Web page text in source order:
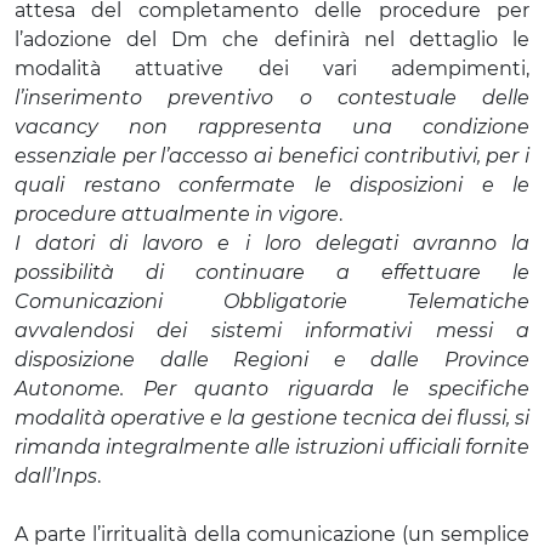
attesa del completamento delle procedure per
l’adozione del Dm che definirà nel dettaglio le
modalità attuative dei vari adempimenti,
l’inserimento preventivo o contestuale delle
vacancy non rappresenta una condizione
essenziale per l’accesso ai benefici contributivi, per i
quali restano confermate le disposizioni e le
procedure attualmente in vigore.
I datori di lavoro e i loro delegati avranno la
possibilità di continuare a effettuare le
Comunicazioni Obbligatorie Telematiche
avvalendosi dei sistemi informativi messi a
disposizione dalle Regioni e dalle Province
Autonome. Per quanto riguarda le specifiche
modalità operative e la gestione tecnica dei flussi, si
rimanda integralmente alle istruzioni ufficiali fornite
dall’Inps.
A parte l’irritualità della comunicazione (un semplice